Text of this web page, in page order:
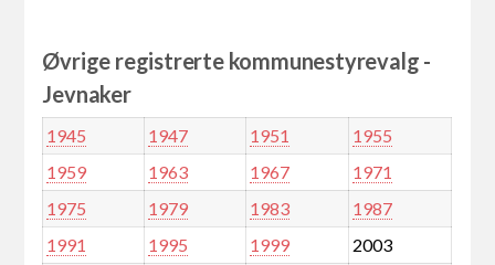
Øvrige registrerte kommunestyrevalg -
Jevnaker
1945 1947 1951
1955
1959
1963 1967
1971
1975
1979 1983
1987
1991
1995 1999
2003